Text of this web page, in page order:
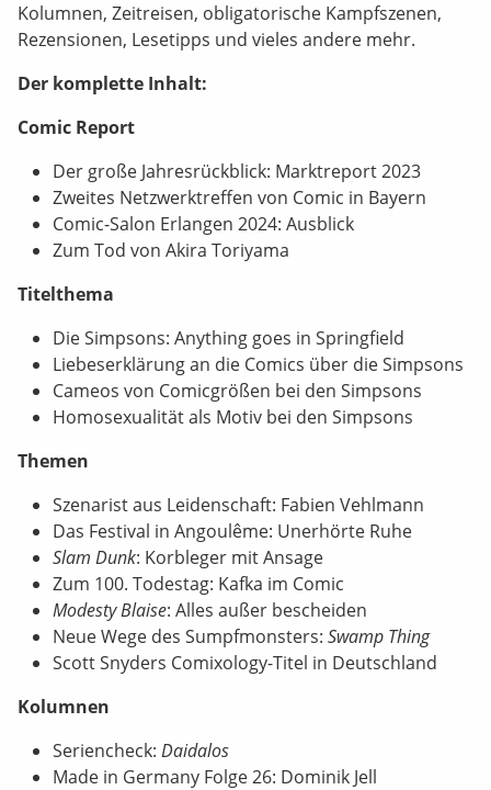
Kolumnen, Zeitreisen, obligatorische Kampfszenen,
Rezensionen, Lesetipps und vieles andere mehr.
Der komplette Inhalt:
Comic Report
Der große Jahresrückblick: Marktreport 2023
Zweites Netzwerktreffen von Comic in Bayern
Comic-Salon Erlangen 2024: Ausblick
Zum Tod von Akira Toriyama
Titelthema
Die Simpsons: Anything goes in Springfield
Liebeserklärung an die Comics über die Simpsons
Cameos von Comicgrößen bei den Simpsons
Homosexualität als Motiv bei den Simpsons
Themen
Szenarist aus Leidenschaft: Fabien Vehlmann
Das Festival in Angoulême: Unerhörte Ruhe
Slam Dunk: Korbleger mit Ansage
Zum 100. Todestag: Kafka im Comic
Modesty Blaise: Alles außer bescheiden
Neue Wege des Sumpfmonsters: Swamp Thing
Scott Snyders Comixology-Titel in Deutschland
Kolumnen
Seriencheck: Daidalos
Made in Germany Folge 26: Dominik Jell